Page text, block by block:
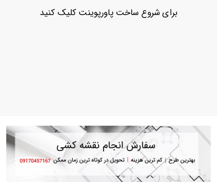
بازیابی
برای شروع ساخت پاورپوینت کلیک کنید